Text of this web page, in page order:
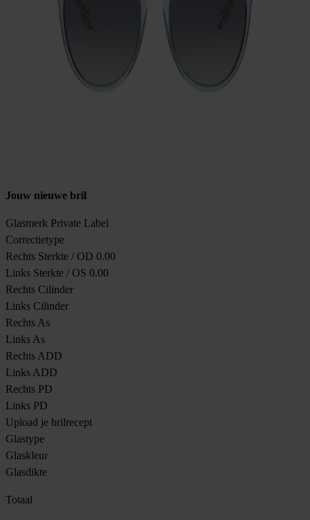
Jouw nieuwe bril
Glasmerk Private Label
Correctietype
Rechts Sterkte / OD 0.00
Links Sterkte / OS 0.00
Rechts Cilinder
Links Cilinder
Rechts As
Links As
Rechts ADD
Links ADD
Rechts PD
Links PD
Upload je brilrecept
Glastype
Glaskleur
Glasdikte
Totaal